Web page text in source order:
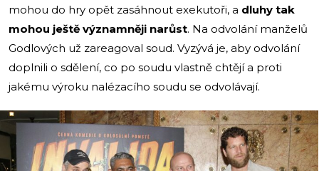
mohou do hry opět zasáhnout exekutoři, a dluhy tak
mohou ještě významněji narůst. Na odvolání manželů
Godlových už zareagoval soud. Vyzývá je, aby odvolání
doplnili o sdělení, co po soudu vlastně chtějí a proti
jakému výroku nalézacího soudu se odvolávají.